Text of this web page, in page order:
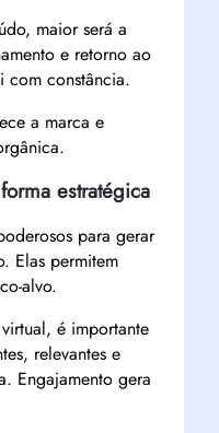
maior será a
e retorno ao
com constância.
a marca e
estratégica
para gerar
Elas permitem
alvo.
é importante
relevantes e
Engajamento gera